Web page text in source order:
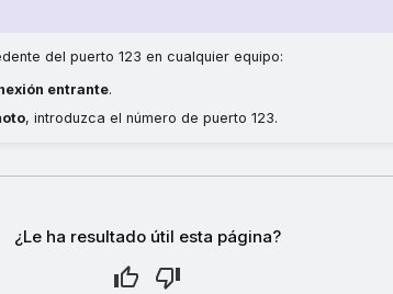
del puerto 123 en cualquier equipo:
entrante.
, introduzca el número de puerto 123.
¿Le ha resultado útil esta página?